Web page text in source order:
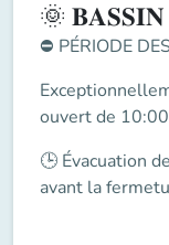
🌞
⛔ PÉRIODE
ouvert de
🕒 Évacuation
avant la